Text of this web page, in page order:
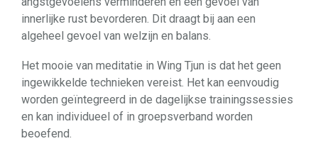
innerlijke rust bevorderen. Dit draagt bij aan een
algeheel gevoel van welzijn en balans.
Het mooie van meditatie in Wing Tjun is dat het geen
ingewikkelde technieken vereist. Het kan eenvoudig
worden geïntegreerd in de dagelijkse trainingssessies
en kan individueel of in groepsverband worden
beoefend.